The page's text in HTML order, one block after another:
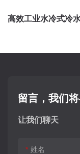
高效工业水冷式冷
留言，我们
让我们聊天
姓名